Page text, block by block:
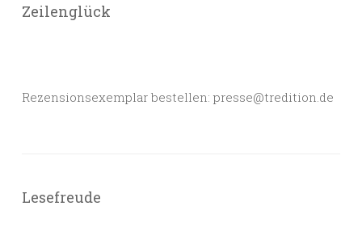
Zeilenglück
Rezensionsexemplar bestellen: presse@tredition.de
Lesefreude